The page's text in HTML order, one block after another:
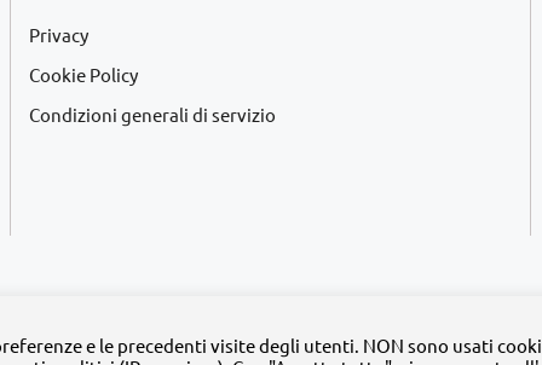
Privacy
Cookie Policy
Condizioni generali di servizio
e le precedenti visite degli utenti. NON sono usati